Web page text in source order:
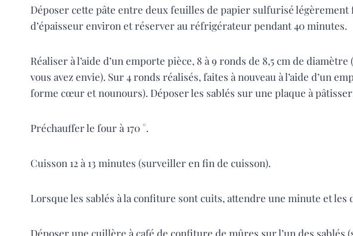
Déposer cette pâte entre deux feuilles de papier sulfurisé légèrement
d’épaisseur environ et réserver au réfrigérateur pendant 40 minutes.
Réaliser à l’aide d’un emporte pièce, 8 à 9 ronds de 8,5 cm de
vous avez envie). Sur 4 ronds réalisés, faites à nouveau à l’aide d’un
forme cœur et nounours). Déposer les sablés sur une plaque à
Préchauffer le four à 170 °.
Cuisson 12 à 13 minutes (surveiller en fin de cuisson).
Lorsque les sablés à la confiture sont cuits, attendre une minute et
Déposer une cuillère à café de confiture de mûres sur l’un des sablés